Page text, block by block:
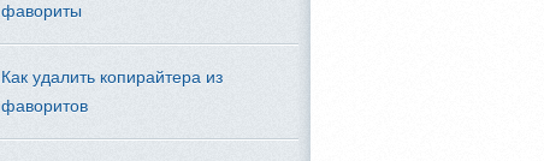
фавориты
Как удалить копирайтера из
фаворитов